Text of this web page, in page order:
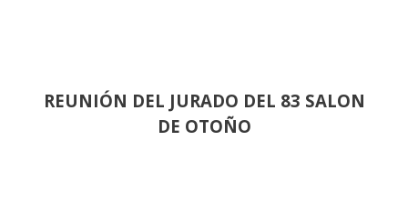
REUNIÓN DEL JURADO DEL 83 SALON
DE OTOÑO